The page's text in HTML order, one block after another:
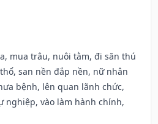
mua trâu, nuôi tằm, đi săn thú
san nền đắp nền, nữ nhân
bệnh, lên quan lãnh chức,
nghiệp, vào làm hành chính,